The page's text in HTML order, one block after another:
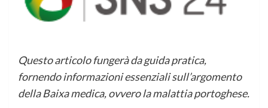
Questo articolo fungerà da guida pratica,
fornendo informazioni essenziali sull’argomento
della Baixa medica, ovvero la malattia portoghese.